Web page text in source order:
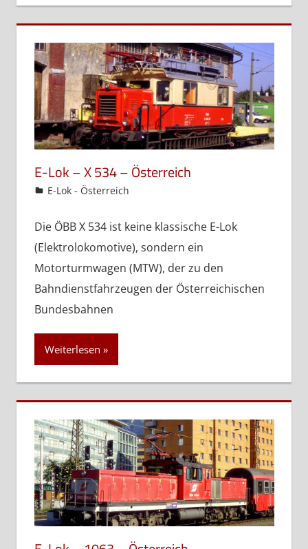
E-Lok – X 534 – Österreich
admin
E-Lok - Österreich
Die ÖBB X 534 ist keine klassische E-Lok
(Elektrolokomotive), sondern ein
Motorturmwagen (MTW), der zu den
Bahndienstfahrzeugen der Österreichischen
Bundesbahnen
Weiterlesen